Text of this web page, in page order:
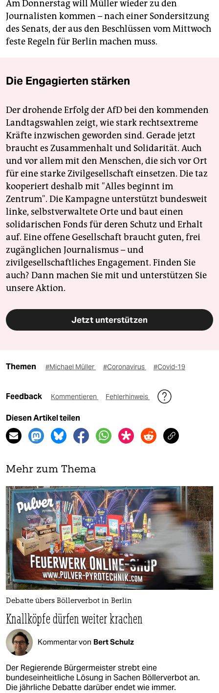
Am Donnerstag will Müller wieder zu den
Journalisten kommen – nach einer Sondersitzung
des Senats, der aus den Beschlüssen vom Mittwoch
feste Regeln für Berlin machen muss.
Die Engagierten stärken
Der drohende Erfolg der AfD bei den kommenden
Landtagswahlen zeigt, wie stark rechtsextreme
Kräfte inzwischen geworden sind. Gerade jetzt
braucht es Zusammenhalt und Solidarität. Auch
und vor allem mit den Menschen, die sich vor Ort
für eine starke Zivilgesellschaft einsetzen. Die taz
kooperiert deshalb mit "Alles beginnt im
Zentrum". Die Kampagne unterstützt bundesweit
linke, selbstverwaltete Orte und baut einen
solidarischen Fonds für deren Schutz und Erhalt
auf. Eine offene Gesellschaft braucht guten, frei
zugänglichen Journalismus – und
zivilgesellschaftliches Engagement. Finden Sie
auch? Dann machen Sie mit und unterstützen Sie
unsere Aktion.
Jetzt unterstützen
Themen #Michael Müller #Coronavirus #Covid-19
Feedback Kommentieren Fehlerhinweis
Diesen Artikel teilen
Mehr zum Thema
Debatte übers Böllerverbot in Berlin
Knallköpfe dürfen weiter krachen
Kommentar von Bert Schulz
Der Regierende Bürgermeister strebt eine
bundeseinheitliche Lösung in Sachen Böllerverbot an.
Die jährliche Debatte darüber endet wie immer.